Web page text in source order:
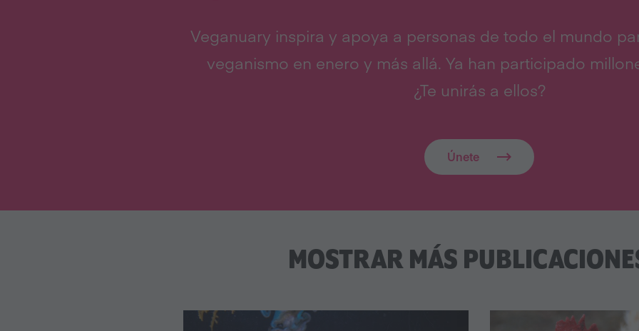
Veganuary inspira y apoya a personas de todo el mundo
veganismo en enero y más allá. Ya han participado
¿Te unirás a ellos?
Únete
MOSTRAR MÁS